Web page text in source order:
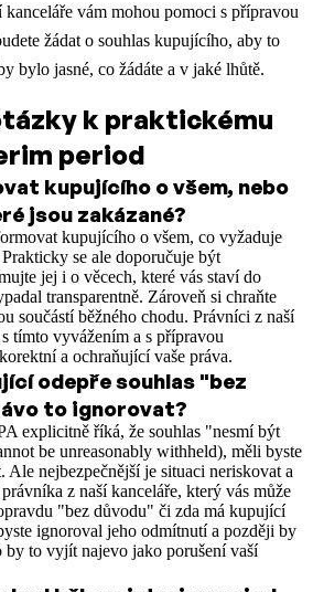
vám mohou pomoci s přípravou
žádat o souhlas kupujícího, aby to
bylo jasné, co žádáte a v jaké lhůtě.
k praktickému
period
kupujícího o všem, nebo
jsou zakázané?
kupujícího o všem, co vyžaduje
se ale doporučuje být
jej i o věcech, které vás staví do
transparentně. Zároveň si chraňte
součástí běžného chodu. Právníci z naší
tímto vyvážením a s přípravou
a ochraňující vaše práva.
odepře souhlas "bez
to ignorovat?
explicitně říká, že souhlas "nesmí být
be unreasonably withheld), měli byste
Ale nejbezpečnější je situaci neriskovat a
z naší kanceláře, který vás může
"bez důvodu" či zda má kupující
ignoroval jeho odmítnutí a později by
by to vyjít najevo jako porušení vaší